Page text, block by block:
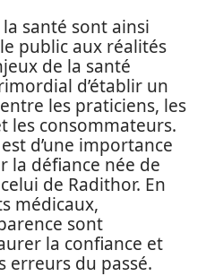
santé sont ainsi
public aux réalités
de la santé
d’établir un
les praticiens, les
les consommateurs.
d’une importance
la défiance née de
de Radithor. En
médicaux,
sont
la confiance et
erreurs du passé.